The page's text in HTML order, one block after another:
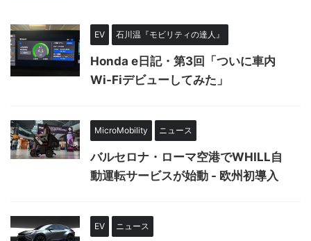
EV 石川温『モビリティの達人』
Honda e日記・第3回「ついに車内
Wi-Fiデビューしてみた」
MicroMobility ニュース
バルセロナ・ローマ空港でWHILL自
動運転サービスが始動 - 欧州初導入
EV ニュース